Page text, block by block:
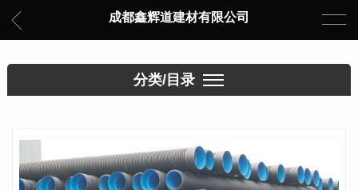
成都鑫辉道建材有限公司
分类/目录